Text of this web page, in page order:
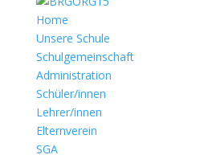
Home
Unsere Schule
Schulgemeinschaft
Administration
Schüler/innen
Lehrer/innen
Elternverein
SGA